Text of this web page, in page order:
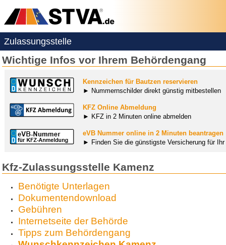
Zulassungsstelle
Wichtige Infos vor Ihrem Behördengang
Kennzeichen für Bautzen reservieren
► Nummernschilder direkt günstig mitbestellen
KFZ Online Abmeldung
► KFZ in 2 Minuten online abmelden
eVB Nummer online in 2 Minuten beantragen
► Finden Sie die günstigste Versicherung für
Kfz-Zulassungsstelle Kamenz
Benötigte Unterlagen
Dokumentendownload
Gebühren
Internetseite der Behörde
Tipps zum Behördengang